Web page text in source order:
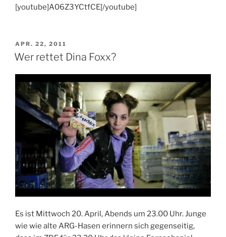
[youtube]A06Z3YCtfCE[/youtube]
VERÖFFENTLICHT
AM
APR. 22, 2011
Wer rettet Dina Foxx?
Es ist Mittwoch 20. April, Abends um 23.00 Uhr. Junge
wie wie alte ARG-Hasen erinnern sich gegenseitig,